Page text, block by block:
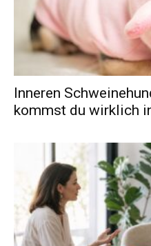
Inneren
kommst du wirklich